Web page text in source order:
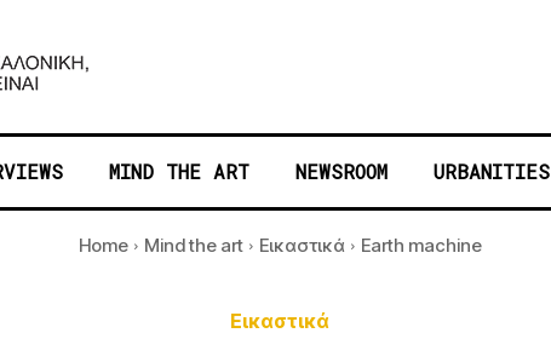
MIND THE ART NEWSROOM URBANITIES
Home Mind the art Εικαστικά Earth machine
Εικαστικά